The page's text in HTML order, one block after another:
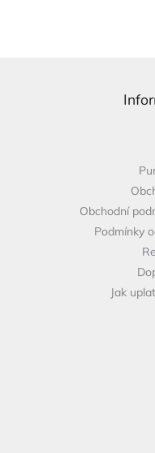
Obchodní
Podmínky
Jak